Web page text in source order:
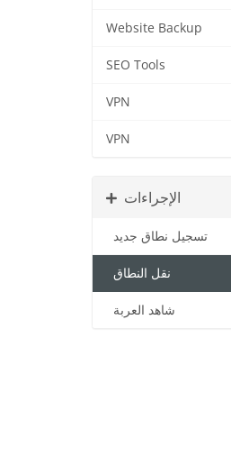
Website Backup
SEO Tools
VPN
VPN
الإجراءات
تسجيل نطاق جديد
نقل النطاق
شاهد العربة